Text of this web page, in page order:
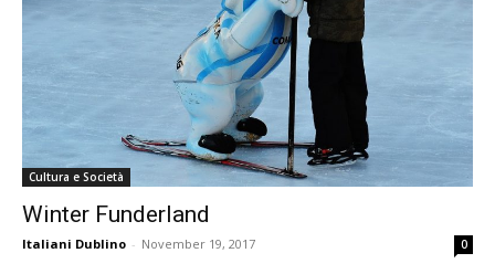
Cultura e Società
Winter Funderland
Italiani Dublino - November 19, 2017 0